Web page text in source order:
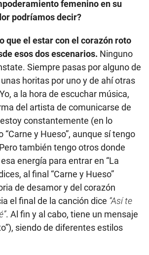
femenino en su
podríamos decir?
que el estar con el corazón roto
esos dos escenarios. Ninguno
Siempre pasas por alguno de
horitas por uno y de ahí otras
a la hora de escuchar música,
del artista de comunicarse de
constantemente (en lo
y Hueso”, aunque sí tengo
también tengo otros donde
energía para entrar en “La
al final “Carne y Hueso”
de desamor y del corazón
el final de la canción dice “Así te
. Al fin y al cabo, tiene un mensaje
siendo de diferentes estilos